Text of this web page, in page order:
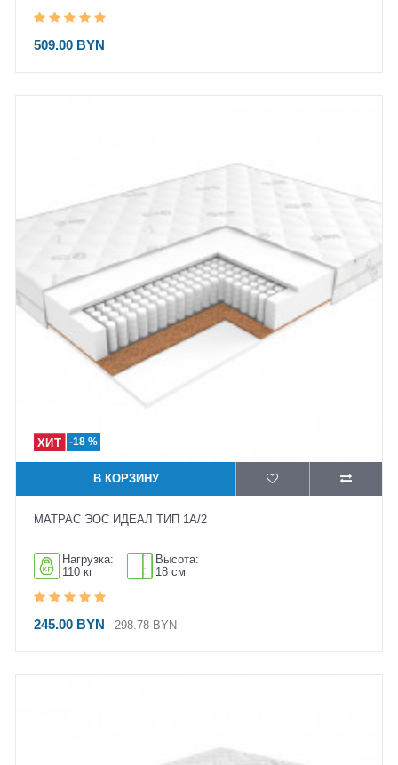
509.00 BYN
-18 %
В КОРЗИНУ
МАТРАС ЭОС ИДЕАЛ ТИП 1А/2
Нагрузка:
110 кг
Высота:
18 см
245.00 BYN 298.78 BYN